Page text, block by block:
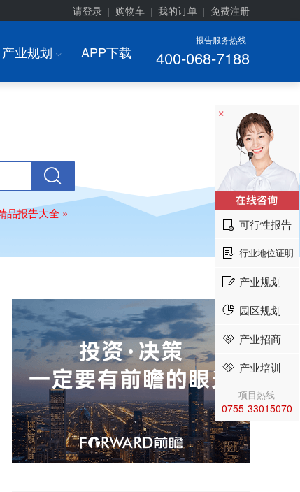
请登录 购物车 我的订单 免费注册
报告服务热线
400-068-7188
产业规划 I APP下载
品报告大全 »
×
可行性报告
行业地位证明
产业规划
园区规划
产业招商
产业培训
项目热线
0755-33015070